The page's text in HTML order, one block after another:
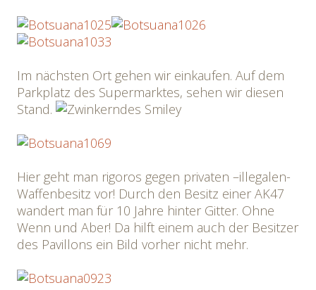
Im nächsten Ort gehen wir einkaufen. Auf dem
Parkplatz des Supermarktes, sehen wir diesen
Stand.
Hier geht man rigoros gegen privaten –illegalen-
Waffenbesitz vor! Durch den Besitz einer AK47
wandert man für 10 Jahre hinter Gitter. Ohne
Wenn und Aber! Da hilft einem auch der Besitzer
des Pavillons ein Bild vorher nicht mehr.